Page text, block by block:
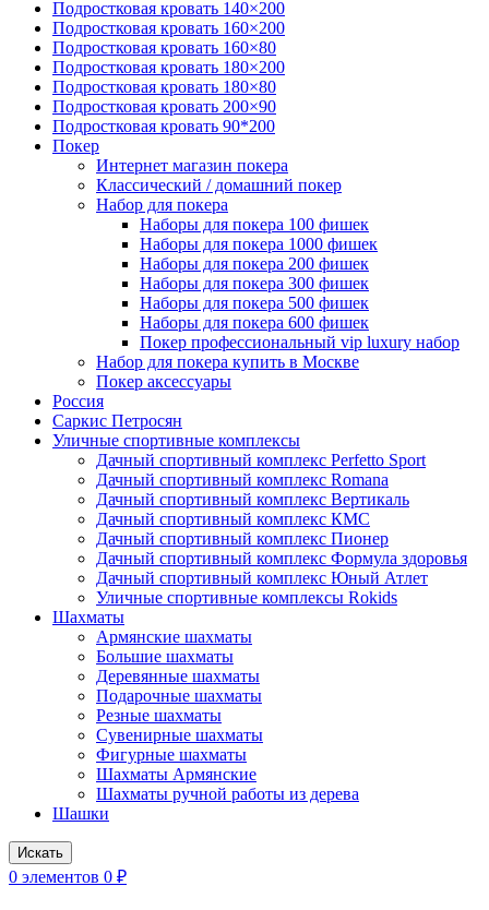
Подростковая кровать 140×200
Подростковая кровать 160×200
Подростковая кровать 160×80
Подростковая кровать 180×200
Подростковая кровать 180×80
Подростковая кровать 200×90
Подростковая кровать 90*200
Покер
Интернет магазин покера
Классический / домашний покер
Набор для покера
Наборы для покера 100 фишек
Наборы для покера 1000 фишек
Наборы для покера 200 фишек
Наборы для покера 300 фишек
Наборы для покера 500 фишек
Наборы для покера 600 фишек
Покер профессиональный vip luxury набор
Набор для покера купить в Москве
Покер аксессуары
Россия
Саркис Петросян
Уличные спортивные комплексы
Дачный спортивный комплекс Perfetto Sport
Дачный спортивный комплекс Romana
Дачный спортивный комплекс Вертикаль
Дачный спортивный комплекс КМС
Дачный спортивный комплекс Пионер
Дачный спортивный комплекс Формула здоровья
Дачный спортивный комплекс Юный Атлет
Уличные спортивные комплексы Rokids
Шахматы
Армянские шахматы
Большие шахматы
Деревянные шахматы
Подарочные шахматы
Резные шахматы
Сувенирные шахматы
Фигурные шахматы
Шахматы Армянские
Шахматы ручной работы из дерева
Шашки
Искать
0 элементов 0 ₽